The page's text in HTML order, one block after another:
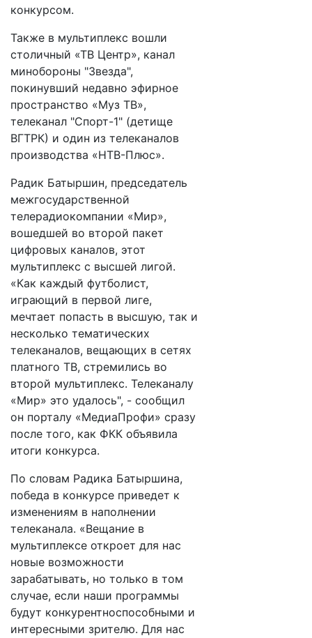
конкурсом.
Также в мультиплекс вошли
столичный «ТВ Центр», канал
минобороны "Звезда",
покинувший недавно эфирное
пространство «Муз ТВ»,
телеканал "Спорт-1" (детище
ВГТРК) и один из телеканалов
производства «НТВ-Плюс».
Радик Батыршин, председатель
межгосударственной
телерадиокомпании «Мир»,
вошедшей во второй пакет
цифровых каналов, этот
мультиплекс с высшей лигой.
«Как каждый футболист,
играющий в первой лиге,
мечтает попасть в высшую, так и
несколько тематических
телеканалов, вещающих в сетях
платного ТВ, стремились во
второй мультиплекс. Телеканалу
«Мир» это удалось", - сообщил
он порталу «МедиаПрофи» сразу
после того, как ФКК объявила
итоги конкурса.
По словам Радика Батыршина,
победа в конкурсе приведет к
изменениям в наполнении
телеканала. «Вещание в
мультиплексе откроет для нас
новые возможности
зарабатывать, но только в том
случае, если наши программы
будут конкурентноспособными и
интересными зрителю. Для нас